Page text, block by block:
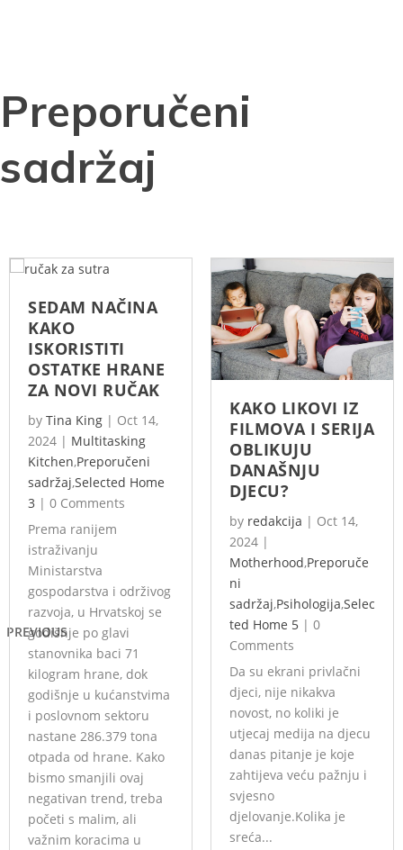
Preporučeni
sadržaj
PREVIOUS
SEDAM NAČINA
KAKO
ISKORISTITI
OSTATKE HRANE
ZA NOVI RUČAK
by Tina King | Oct 14,
2024 | Multitasking
Kitchen,Preporučeni
sadržaj,Selected Home
3 | 0 Comments
Prema ranijem
istraživanju
Ministarstva
gospodarstva i održivog
razvoja, u Hrvatskoj se
godišnje po glavi
stanovnika baci 71
kilogram hrane, dok
godišnje u kućanstvima
i poslovnom sektoru
nastane 286.379 tona
otpada od hrane. Kako
bismo smanjili ovaj
negativan trend, treba
početi s malim, ali
važnim koracima u
KAKO LIKOVI IZ
FILMOVA I SERIJA
OBLIKUJU
DANAŠNJU
DJECU?
by redakcija | Oct 14,
2024 |
Motherhood,Preporuče
ni
sadržaj,Psihologija,Selec
ted Home 5 | 0
Comments
Da su ekrani privlačni
djeci, nije nikakva
novost, no koliki je
utjecaj medija na djecu
danas pitanje je koje
zahtijeva veću pažnju i
svjesno
djelovanje.Kolika je
sreća...